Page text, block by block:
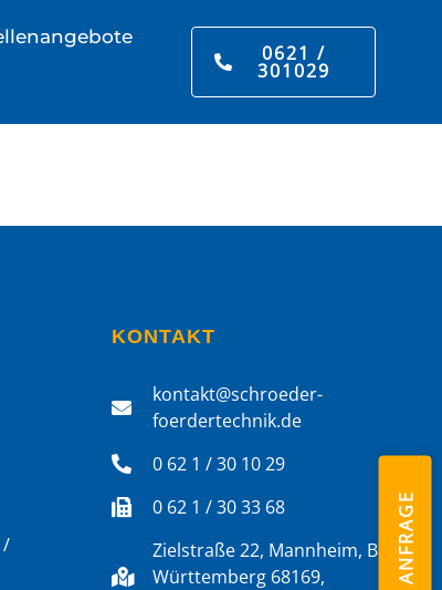
0621 /
301029
ANFRAGE
/
KONTAKT
kontakt@schroeder-
foerdertechnik.de
0 62 1 / 30 10 29
0 62 1 / 30 33 68
Zielstraße 22, Mannheim, Baden-
Württemberg 68169,